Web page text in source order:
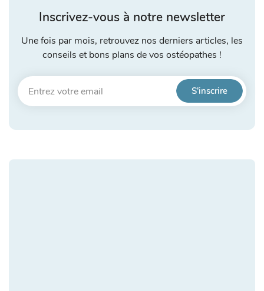
Inscrivez-vous à notre newsletter
Une fois par mois, retrouvez nos derniers articles, les
conseils et bons plans de vos ostéopathes !